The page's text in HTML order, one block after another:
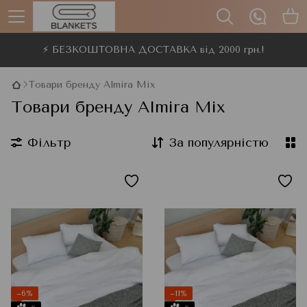
⚡ БЕЗКОШТОВНА ДОСТАВКА від 2000 грн.!
Товари бренду Almira Mix
Товари бренду Almira Mix
Фільтр За популярністю
−6%
−11%